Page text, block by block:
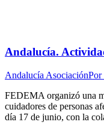
Andalucía.
Andalucía AsociaciónPor
FEDEMA organizó una
cuidadores de personas
día 17 de junio, con la